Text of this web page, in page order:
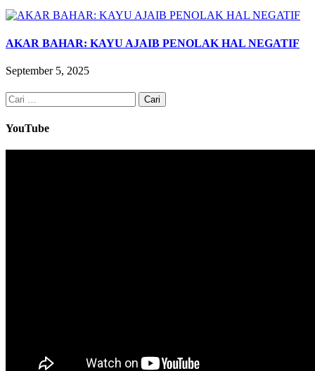
AKAR BAHAR: KAYU AJAIB PENOLAK HAL NEGATIF
September 5, 2025
Cari
untuk:
YouTube